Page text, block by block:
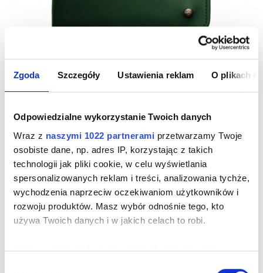
Zgoda Szczegóły Ustawienia reklam O plikach
Odpowiedzialne wykorzystanie Twoich danych
Wraz z naszymi 1022 partnerami przetwarzamy Twoje
osobiste dane, np. adres IP, korzystając z takich
technologii jak pliki cookie, w celu wyświetlania
spersonalizowanych reklam i treści, analizowania tychże,
wychodzenia naprzeciw oczekiwaniom użytkowników i
rozwoju produktów. Masz wybór odnośnie tego, kto
używa Twoich danych i w jakich celach to robi.
Jeśli wyrazisz na to zgodę, chcielibyśmy również:
ZIELONY SKÓRZANY PORTFEL MĘSKI SLIM
URBAN WALLET
Cena
299,00 zł